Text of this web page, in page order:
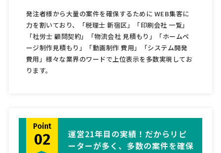
発注者様から大量の案件を確保するために WEB集客に
力を割いており、「税理士 新宿区」「印刷会社 一覧」
「社労士 顧問契約」「物流会社 見積もり」「ホームペ
ージ制作見積もり」「動画制作 費用」「システム開発
費用」様々な業界のワードで上位表示を多数実現してお
ります。
運営21年目の実績！だからリピ
ーターが多く、多数の案件を確保